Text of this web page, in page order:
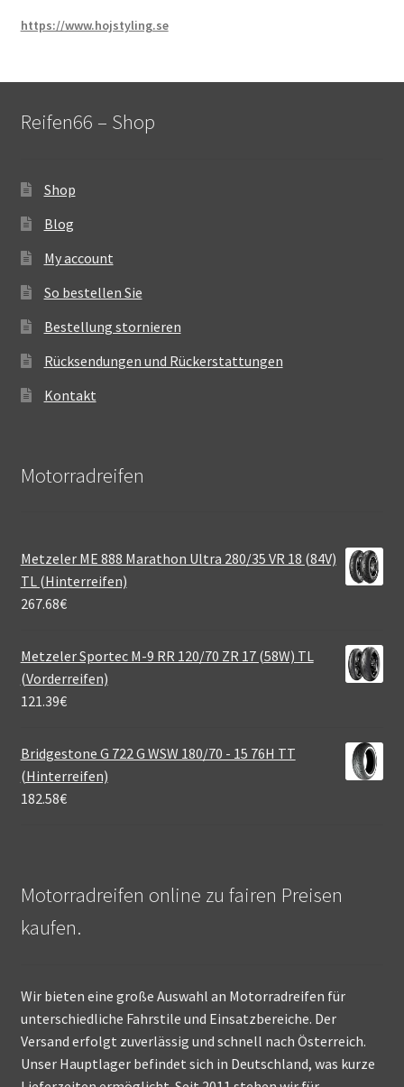
https://www.hojstyling.se
Reifen66 – Shop
Shop
Blog
My account
So bestellen Sie
Bestellung stornieren
Rücksendungen und Rückerstattungen
Kontakt
Motorradreifen
Metzeler ME 888 Marathon Ultra 280/35 VR 18 (84V)
TL (Hinterreifen)
267.68€
Metzeler Sportec M-9 RR 120/70 ZR 17 (58W) TL
(Vorderreifen)
121.39€
Bridgestone G 722 G WSW 180/70 - 15 76H TT
(Hinterreifen)
182.58€
Motorradreifen online zu fairen Preisen
kaufen.
Wir bieten eine große Auswahl an Motorradreifen für
unterschiedliche Fahrstile und Einsatzbereiche. Der
Versand erfolgt zuverlässig und schnell nach Österreich.
Unser Hauptlager befindet sich in Deutschland, was kurze